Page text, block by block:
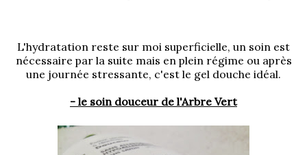
L'hydratation reste sur moi superficielle, un soin est
nécessaire par la suite mais en plein régime ou après
une journée stressante, c'est le gel douche idéal.
- le soin douceur de l'Arbre Vert